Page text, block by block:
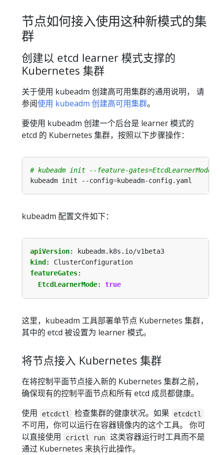
节点如何接入使用这种新模式的集
群
创建以 etcd learner 模式支撑的
Kubernetes 集群
关于使用 kubeadm 创建高可用集群的通用说明， 请
参阅使用 kubeadm 创建高可用集群。
要使用 kubeadm 创建一个后台是 learner 模式的
etcd 的 Kubernetes 集群，按照以下步骤操作：
# kubeadm init --feature-
kubeadm init --config=
kubeadm 配置文件如下：
apiVersion:
kubeadm.k8s.io/v1beta3
kind :
ClusterConfiguration
featureGates:
EtcdLearnerMode: true
这里，kubeadm 工具部署单节点 Kubernetes 集群，
其中的 etcd 被设置为 learner 模式。
将节点接入 Kubernetes 集群
在将控制平面节点接入新的 Kubernetes 集群之前，
确保现有的控制平面节点和所有 etcd 成员都健康。
使用
etcdctl 检查集群的健康状况。如果 etcdctl
不可用，你可以运行在容器镜像内的这个工具。 你可
以直接使用
crictl run
这类容器运行时工具而不是
通过 Kubernetes 来执行此操作。